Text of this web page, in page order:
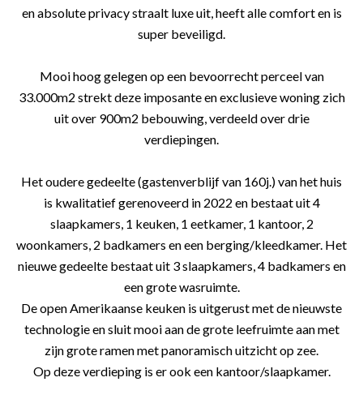
en absolute privacy straalt luxe uit, heeft alle comfort en is
super beveiligd.
Mooi hoog gelegen op een bevoorrecht perceel van
33.000m2 strekt deze imposante en exclusieve woning zich
uit over 900m2 bebouwing, verdeeld over drie
verdiepingen.
Het oudere gedeelte (gastenverblijf van 160j.) van het huis
is kwalitatief gerenoveerd in 2022 en bestaat uit 4
slaapkamers, 1 keuken, 1 eetkamer, 1 kantoor, 2
woonkamers, 2 badkamers en een berging/kleedkamer. Het
nieuwe gedeelte bestaat uit 3 slaapkamers, 4 badkamers en
een grote wasruimte.
De open Amerikaanse keuken is uitgerust met de nieuwste
technologie en sluit mooi aan de grote leefruimte aan met
zijn grote ramen met panoramisch uitzicht op zee.
Op deze verdieping is er ook een kantoor/slaapkamer.